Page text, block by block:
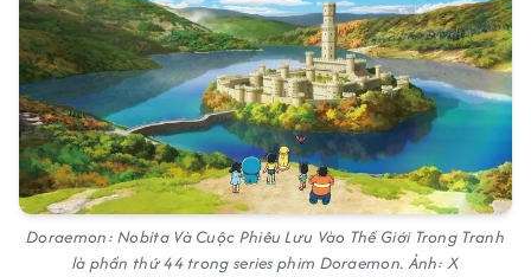
Doraemon: Nobita Và Cuộc Phiêu Lưu Vào Thế Giới Trong Tranh
là phần thứ 44 trong series phim Doraemon. Ảnh: X